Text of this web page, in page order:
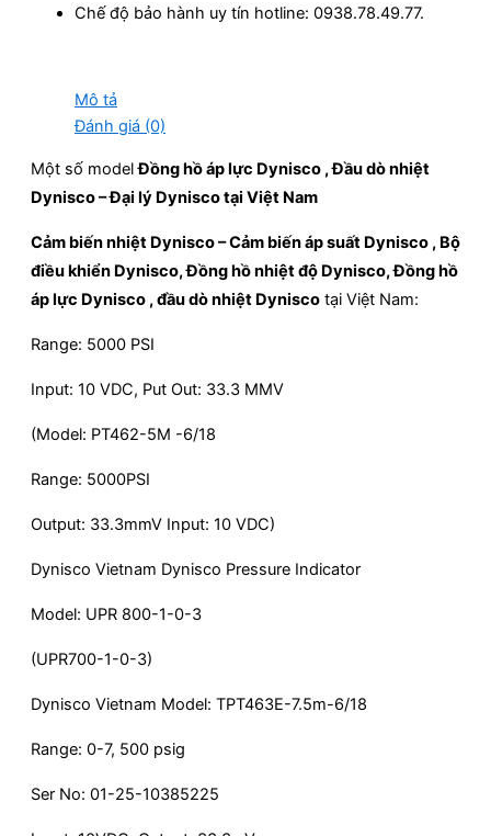
Chế độ bảo hành uy tín hotline: 0938.78.49.77.
Mô tả
Đánh giá (0)
Một số modelĐồng hồ áp lực Dynisco , Đầu dò nhiệt
Dynisco – Đại lý Dynisco tại Việt Nam
Cảm biến nhiệt Dynisco – Cảm biến áp suất Dynisco , Bộ
điều khiển Dynisco, Đồng hồ nhiệt độ Dynisco, Đồng hồ
áp lực Dynisco , đầu dò nhiệt Dynisco tại Việt Nam:
Range: 5000 PSI
Input: 10 VDC, Put Out: 33.3 MMV
(Model: PT462-5M -6/18
Range: 5000PSI
Output: 33.3mmV Input: 10 VDC)
Dynisco Vietnam Dynisco Pressure Indicator
Model: UPR 800-1-0-3
(UPR700-1-0-3)
Dynisco Vietnam Model: TPT463E-7.5m-6/18
Range: 0-7, 500 psig
Ser No: 01-25-10385225